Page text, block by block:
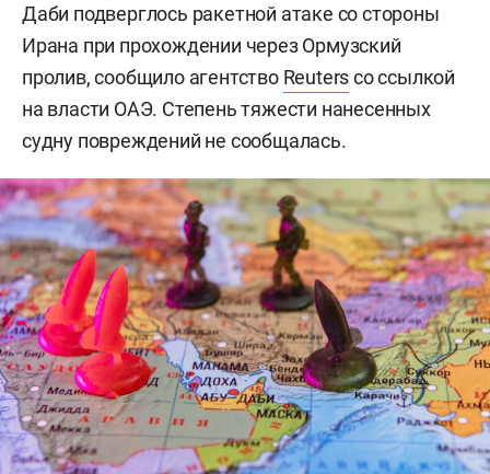
Даби подверглось ракетной атаке со стороны
Ирана при прохождении через Ормузский
пролив, сообщило агентство Reutersсо ссылкой
на власти ОАЭ. Степень тяжести нанесенных
судну повреждений не сообщалась.